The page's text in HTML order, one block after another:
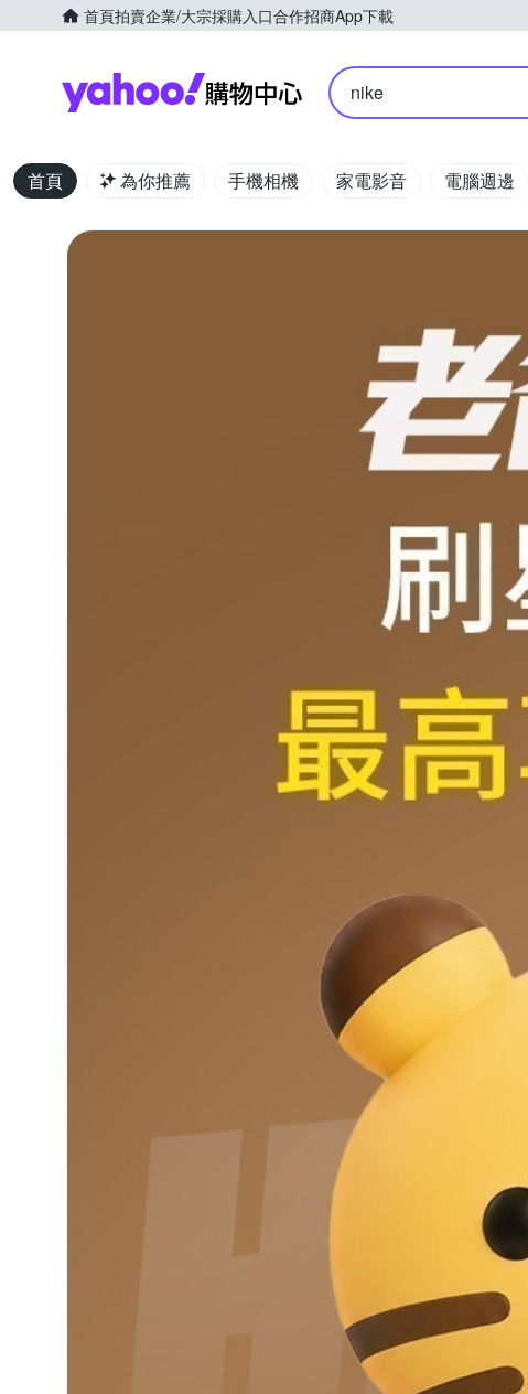
首頁拍賣企業/大宗採購入口合作招商App下載
Yahoo購物中心
nike
首頁 為你推薦 手機相機 家電影音 電腦週邊